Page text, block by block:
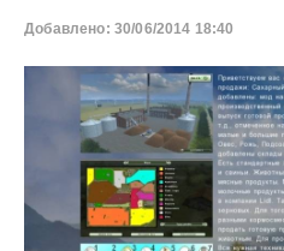
Добавлено: 30/06/2014 18:40